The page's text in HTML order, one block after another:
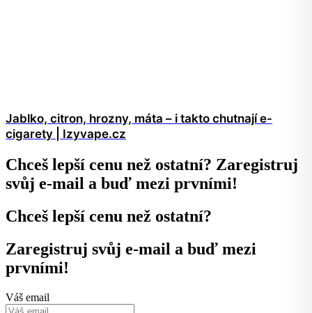
Jablko, citron, hrozny, máta – i takto chutnají e-
cigarety | Izyvape.cz
Chceš lepší cenu než ostatní? Zaregistruj
svůj e-mail a buď mezi prvními!
Chceš lepší cenu než ostatní?
Zaregistruj svůj e-mail a buď mezi
prvními!
Váš email